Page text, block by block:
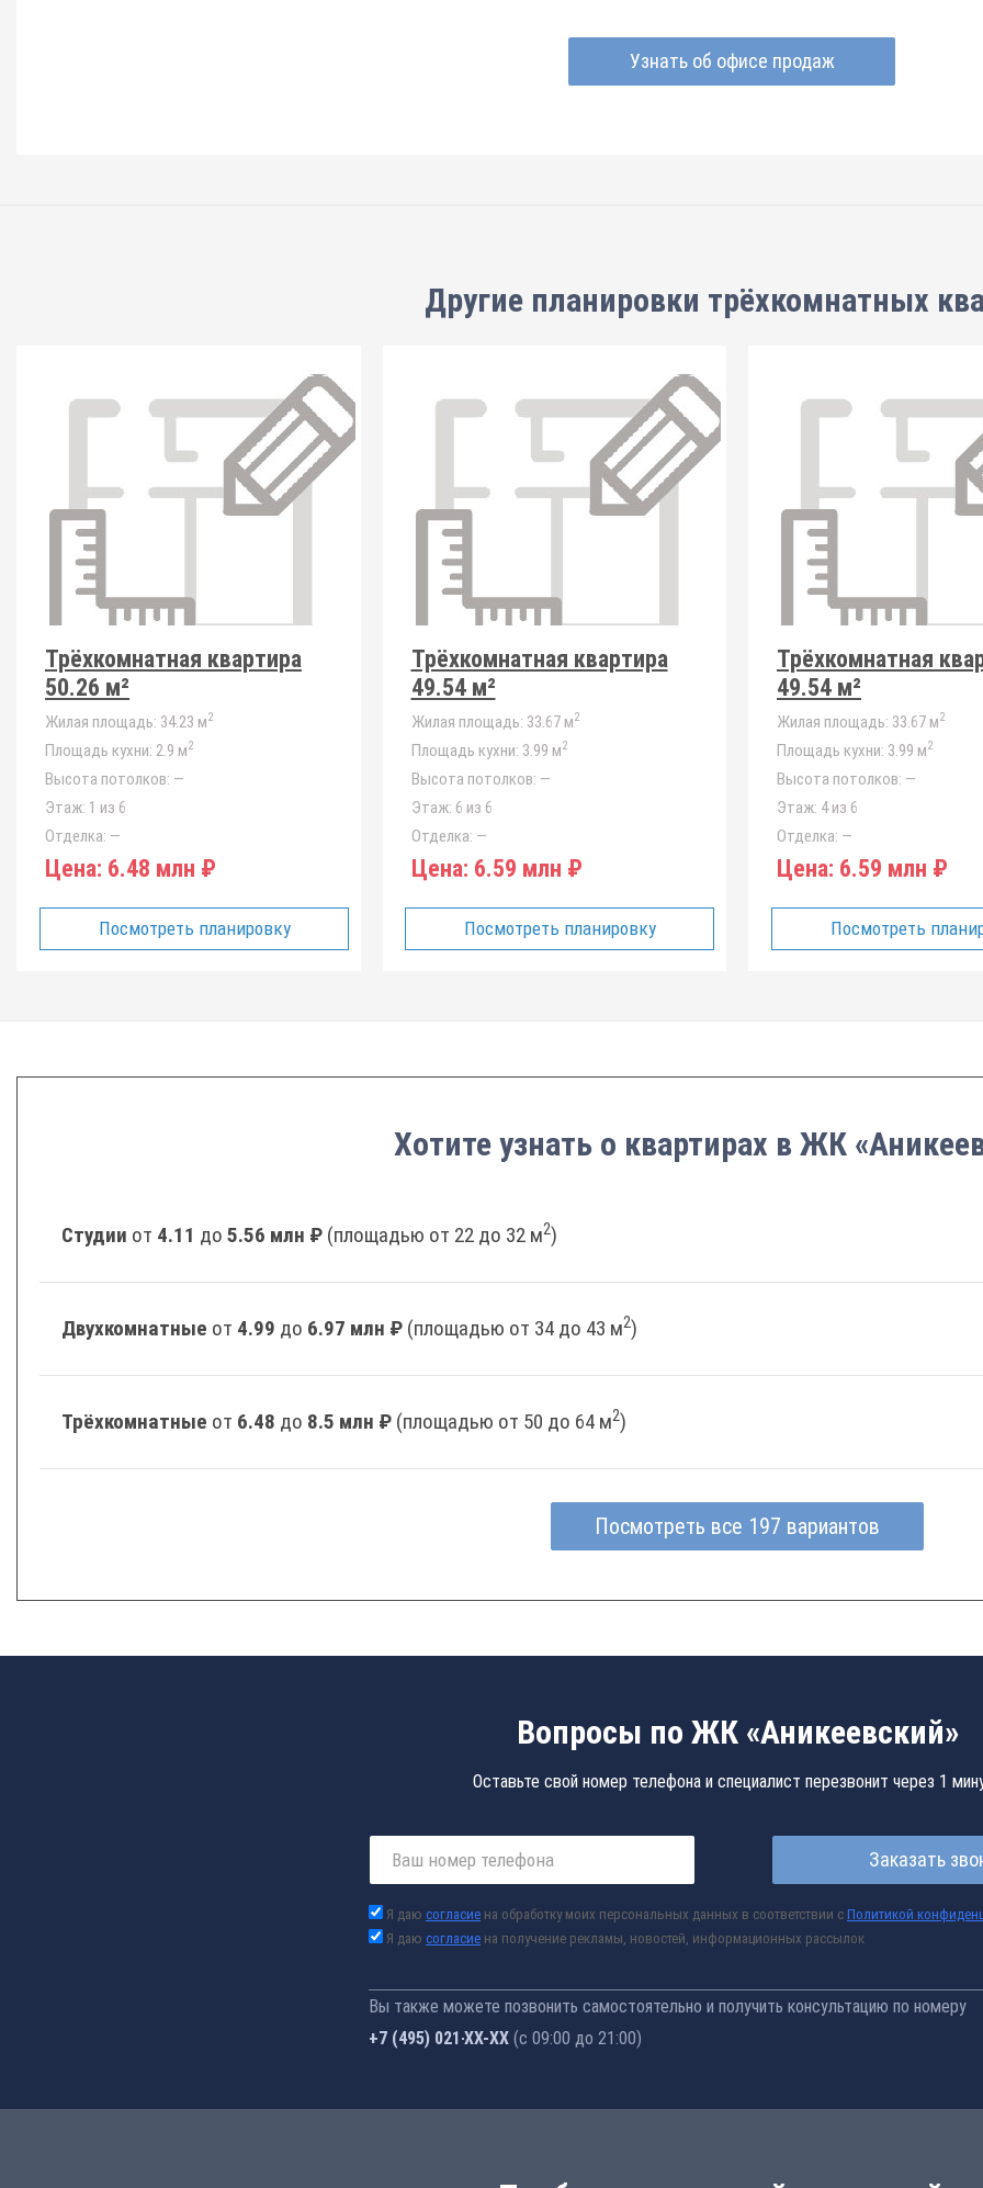
Узнать об офисе продаж
Другие планировки трёхкомнатных
Трёхкомнатная квартира
50.26 м²
Жилая площадь: 34.23 м2
Площадь кухни: 2.9 м2
Высота потолков: —
Этаж: 1 из 6
Отделка: —
Цена: 6.48 млн ₽
Посмотреть планировку
Трёхкомнатная квартира
49.54 м²
Жилая площадь: 33.67 м2
Площадь кухни: 3.99 м2
Высота потолков: —
Этаж: 6 из 6
Отделка: —
Цена: 6.59 млн ₽
Посмотреть планировку
Трёхкомнатная
49.54 м²
Жилая площадь: 33.67 м2
Площадь кухни: 3.99 м2
Высота потолков: —
Этаж: 4 из 6
Отделка: —
Цена: 6.59 млн ₽
Посмотреть
Хотите узнать о квартирах в ЖК
Студии от 4.11 до 5.56 млн ₽ (площадью от 22 до 32 м2)
Двухкомнатные от 4.99 до 6.97 млн ₽ (площадью от 34 до 43 м2)
Трёхкомнатные от 6.48 до 8.5 млн ₽ (площадью от 50 до 64 м2)
Посмотреть все 197 вариантов
Вопросы по ЖК «Аникеевский»
Оставьте свой номер телефона и специалист перезвонит через 1
Заказать
Я даю согласие на обработку моих персональных данных в соответствии с Политикой
Я даю согласие на получение рекламы, новостей, информационных рассылок
Вы также можете позвонить самостоятельно и получить консультацию по номеру
+7 (495) 021-41-76 (с 09:00 до 21:00)